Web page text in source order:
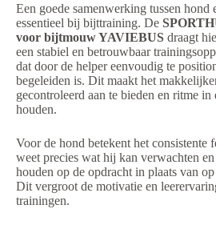
Een goede samenwerking tussen hond
essentieel bij bijttraining. De
voor bijtmouw YAVIEBUS draagt
een stabiel en betrouwbaar
dat door de helper eenvoudig te
begeleiden is. Dit maakt het
gecontroleerd aan te bieden en ritme in
houden.
Voor de hond betekent het consistente
weet precies wat hij kan verwachten
houden op de opdracht in plaats van
Dit vergroot de motivatie en
trainingen.